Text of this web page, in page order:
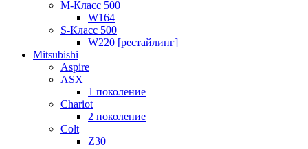
M-Класс 500
W164
S-Класс 500
W220 [рестайлинг]
Mitsubishi
Aspire
ASX
1 поколение
Chariot
2 поколение
Colt
Z30